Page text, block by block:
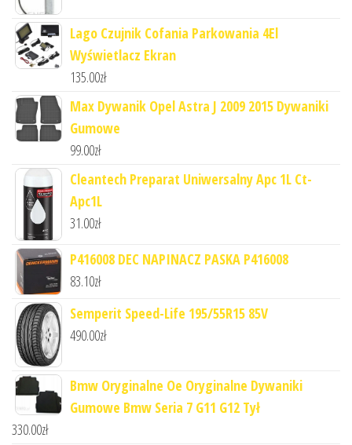
Lago Czujnik Cofania Parkowania 4El
Wyświetlacz Ekran
135.00zł
Max Dywanik Opel Astra J 2009 2015 Dywaniki
Gumowe
99.00zł
Cleantech Preparat Uniwersalny Apc 1L Ct-
Apc1L
31.00zł
P416008 DEC NAPINACZ PASKA P416008
83.10zł
Semperit Speed-Life 195/55R15 85V
490.00zł
Bmw Oryginalne Oe Oryginalne Dywaniki
Gumowe Bmw Seria 7 G11 G12 Tył
330.00zł